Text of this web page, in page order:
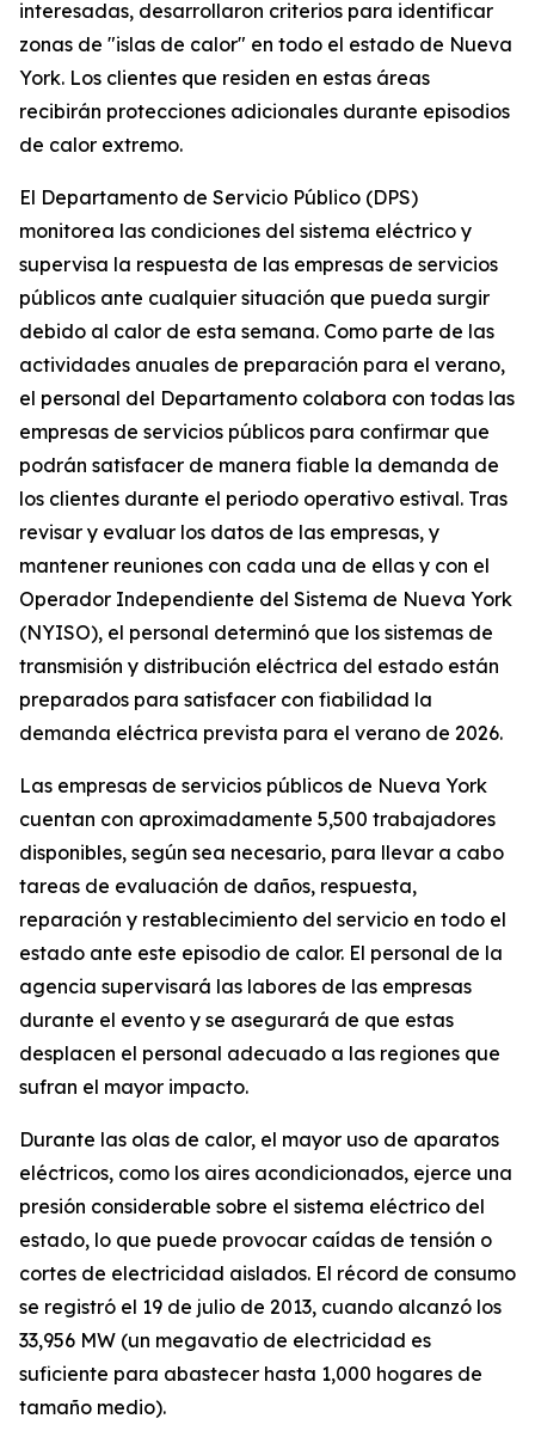
interesadas, desarrollaron criterios para identificar
zonas de "islas de calor" en todo el estado de Nueva
York. Los clientes que residen en estas áreas
recibirán protecciones adicionales durante episodios
de calor extremo.
El Departamento de Servicio Público (DPS)
monitorea las condiciones del sistema eléctrico y
supervisa la respuesta de las empresas de servicios
públicos ante cualquier situación que pueda surgir
debido al calor de esta semana. Como parte de las
actividades anuales de preparación para el verano,
el personal del Departamento colabora con todas las
empresas de servicios públicos para confirmar que
podrán satisfacer de manera fiable la demanda de
los clientes durante el periodo operativo estival. Tras
revisar y evaluar los datos de las empresas, y
mantener reuniones con cada una de ellas y con el
Operador Independiente del Sistema de Nueva York
(NYISO), el personal determinó que los sistemas de
transmisión y distribución eléctrica del estado están
preparados para satisfacer con fiabilidad la
demanda eléctrica prevista para el verano de 2026.
Las empresas de servicios públicos de Nueva York
cuentan con aproximadamente 5,500 trabajadores
disponibles, según sea necesario, para llevar a cabo
tareas de evaluación de daños, respuesta,
reparación y restablecimiento del servicio en todo el
estado ante este episodio de calor. El personal de la
agencia supervisará las labores de las empresas
durante el evento y se asegurará de que estas
desplacen el personal adecuado a las regiones que
sufran el mayor impacto.
Durante las olas de calor, el mayor uso de aparatos
eléctricos, como los aires acondicionados, ejerce una
presión considerable sobre el sistema eléctrico del
estado, lo que puede provocar caídas de tensión o
cortes de electricidad aislados. El récord de consumo
se registró el 19 de julio de 2013, cuando alcanzó los
33,956 MW (un megavatio de electricidad es
suficiente para abastecer hasta 1,000 hogares de
tamaño medio).